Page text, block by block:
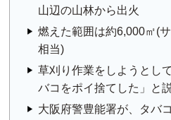
山辺の山林から出火
燃えた範囲は約6,000㎡(
相当)
草刈り作業をしようとし
バコをポイ捨てした」と
大阪府警豊能署が、タバ